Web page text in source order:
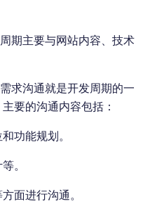
期主要与网站内容、技术
求沟通就是开发周期的一
要的沟通内容包括：
功能规划。
。
面进行沟通。